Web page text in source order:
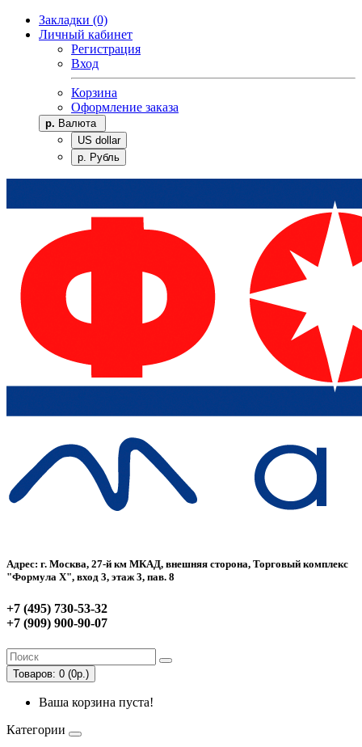
Закладки (0)
Личный кабинет
Регистрация
Вход
Корзина
Оформление заказа
р. Валюта
US dollar
р. Рубль
Адрес: г. Москва, 27-й км МКАД, внешняя сторона, Торговый комплекс
"Формула Х", вход 3, этаж 3, пав. 8
+7 (495) 730-53-32
+7 (909) 900-90-07
Товаров: 0 (0р.)
Ваша корзина пуста!
Категории